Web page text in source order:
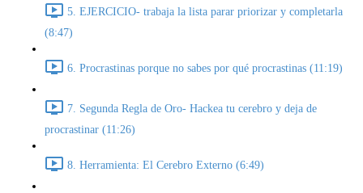
5. EJERCICIO- trabaja la lista parar priorizar y completarla
(8:47)
6. Procrastinas porque no sabes por qué procrastinas (11:19)
7. Segunda Regla de Oro- Hackea tu cerebro y deja de
procrastinar (11:26)
8. Herramienta: El Cerebro Externo (6:49)